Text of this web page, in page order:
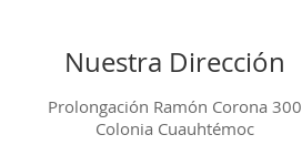
Nuestra Dirección
Prolongación Ramón Corona 300
Colonia Cuauhtémoc